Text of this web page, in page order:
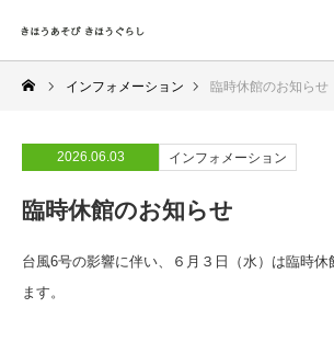
インフォメーション 臨時休館のお知らせ
2026.06.03 インフォメーション
臨時休館のお知らせ
台風6号の影響に伴い、６月３日（水）は臨時休
ます。